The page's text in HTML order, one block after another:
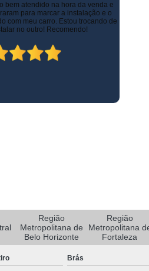
Veicular Belo Horizonte
Veicular em Tempo Real
Veicular por Câmeras
Gps Veicular Rastreador
Automotivo Belo Horizonte
e Bloqueador Automotivo
urbanas como no Estado de Minas
de rastreamento e logística.
com os custos com seguros.
diversos recursos que tornam as
Região
Metropolitana de
Belo Horizonte
Região
Metropolitana
Fortaleza
Brás